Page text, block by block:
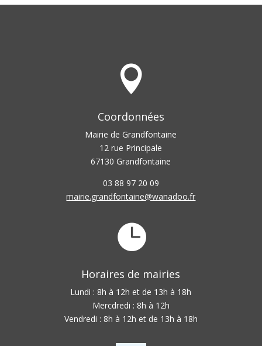

Coordonnées
Mairie de Grandfontaine
12 rue Principale
67130 Grandfontaine
03 88 97 20 09
mairie.grandfontaine@wanadoo.fr

Horaires de mairies
Lundi : 8h à 12h et de 13h à 18h
Mercdredi : 8h à 12h
Vendredi : 8h à 12h et de 13h à 18h